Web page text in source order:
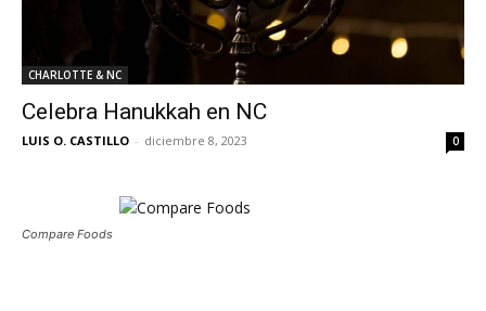
CHARLOTTE & NC
Celebra Hanukkah en NC
LUIS O. CASTILLO - diciembre 8, 2023 0
Compare Foods